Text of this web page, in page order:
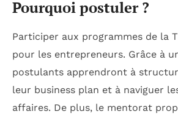
Pourquoi postuler ?
Participer aux programmes de la
pour les entrepreneurs. Grâce à
postulants apprendront à
leur business plan et à naviguer
affaires. De plus, le mentorat